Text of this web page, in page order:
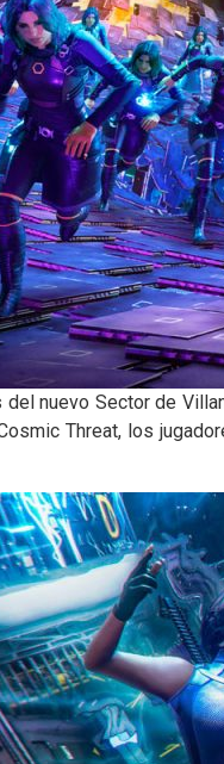
del nuevo Sector de
Threat, los